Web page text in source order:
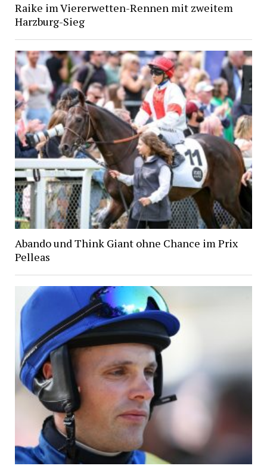
Raike im Viererwetten-Rennen mit zweitem
Harzburg-Sieg
Abando und Think Giant ohne Chance im Prix
Pelleas